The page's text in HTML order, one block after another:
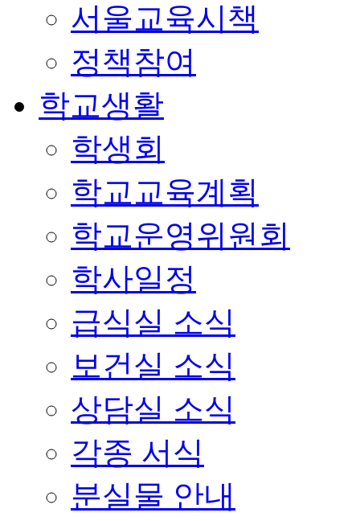
서울교육시책
정책참여
학교생활
학생회
학교교육계획
학교운영위원회
학사일정
급식실 소식
보건실 소식
상담실 소식
각종 서식
분실물 안내